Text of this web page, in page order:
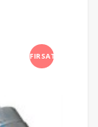
FIRSAT